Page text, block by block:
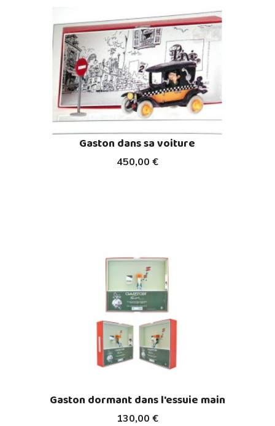
450,00 €
Gaston dans sa voiture
130,00 €
Gaston dormant dans l'essuie main